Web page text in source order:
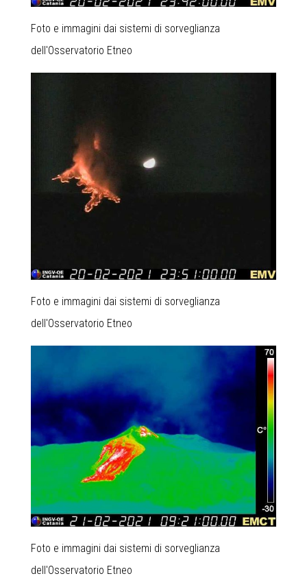
Foto e immagini dai sistemi di sorveglianza
dell'Osservatorio Etneo
Foto e immagini dai sistemi di sorveglianza
dell'Osservatorio Etneo
Foto e immagini dai sistemi di sorveglianza
dell'Osservatorio Etneo